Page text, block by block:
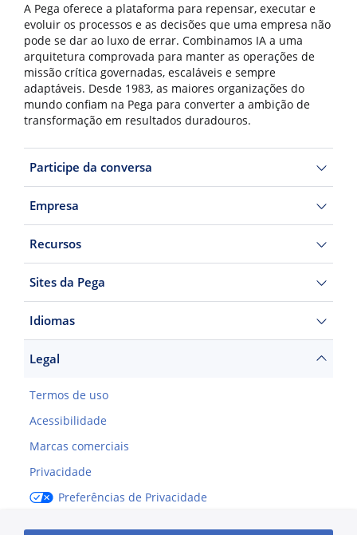
A Pega oferece a plataforma para repensar, executar e
evoluir os processos e as decisões que uma empresa não
pode se dar ao luxo de errar. Combinamos IA a uma
arquitetura comprovada para manter as operações de
missão crítica governadas, escaláveis e sempre
adaptáveis. Desde 1983, as maiores organizações do
mundo confiam na Pega para converter a ambição de
transformação em resultados duradouros.
Participe da conversa
Empresa
Recursos
Sites da Pega
Idiomas
Legal
Termos de uso
Acessibilidade
Marcas comerciais
Privacidade
Preferências de Privacidade